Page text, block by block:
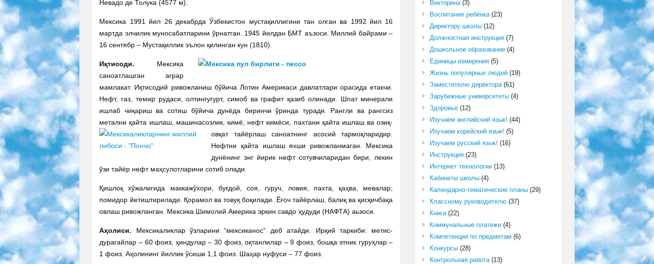
Невадо де Толука (4577 м).
Мексика 1991 йил 26 декабрда Ўзбекистон мустақиллигини тан олган ва 1992 йил 16
мартда элчилик муносабатларини ўрнатган. 1945 йилдан БМТ аъзоси. Миллий байрами –
16 сентябр – Мустақиллик эълон қилинган кун (1810).
Иқтисоди. Мексика
саноатлашган аграр
мамлакат. Иқтисодий ривожланиш бўйича Лотин Америкаси давлатлари орасида етакчи.
Нефт, газ, темир рудаси, олтингугурт, симоб ва графит қазиб олинади. Шпат минерали
ишлаб чиқариш ва сотиш бўйича дунёда биринчи ўринда туради. Рангли ва рангсиз
метални қайта ишлаш, машинасозлик, кимё, нефт кимёси, пахтани қайта ишлаш ва озиқ-
овқат тайёрлаш саноатнинг асосий тармоқларидир.
Нефтни қайта ишлаш яхши ривожланмаган. Мексика
дунёнинг энг йирик нефт сотувчиларидан бири, лекин
ўзи тайёр нефт маҳсулотларини сотиб олади.
Қишлоқ хўжалигида маккажўхори, буғдой, соя, гуруч, ловия, пахта, қаҳва, мевалар,
помидор йетиштирилади. Қорамол ва товуқ боқилади. Ёғоч тайёрлаш, балиқ ва қисқичбақа
овлаш ривожланган. Мексика Шимолий Америка эркин савдо ҳудуди (НАФТА) аьзоси.
Аҳолиси. Мексикаликлар ўзларини “мексиканос” деб атайди. Ирқий таркиби: метис-
дурагайлар – 60 фоиз, ҳиндулар – 30 фоиз, оқтанлилар – 9 фоиз, бошқа этник гуруҳлар –
1 фоиз. Аҳолининг йиллик ўсиши 1,1 фоиз. Шаҳар нуфуси – 77 фоиз.
Викторина(3)
Воспитание ребёнка(23)
Директору школы(12)
Должностная инструкция(7)
Дошкольное образование(4)
Единицы измерения(5)
Жизнь популярных людей(19)
Заместителю директора(61)
Зарубежные университеты(4)
Здоровье(12)
Изучаем английский язык! (44)
Изучаем корейский язык! (5)
Изучаем русский язык! (16)
Инструкция(23)
Интернет технологии(13)
Кабинеты школы(4)
Календарно-тематические планы(29)
Классному руководителю(37)
Книги(22)
Коммунальные платежи(4)
Компетенция по предметам (6)
Конкурсы(28)
Контрольная работа(13)